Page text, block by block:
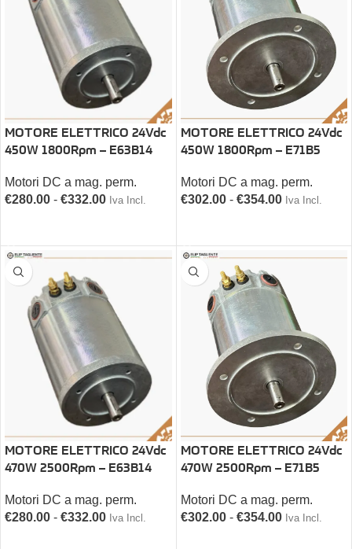
MOTORE ELETTRICO 24Vdc
450W 1800Rpm – E63B14
Motori DC a mag. perm.
€280.00 - €332.00 Iva Incl.
MOTORE ELETTRICO 24Vdc
450W 1800Rpm – E71B5
Motori DC a mag. perm.
€302.00 - €354.00 Iva Incl.
MOTORE ELETTRICO 24Vdc
470W 2500Rpm – E63B14
Motori DC a mag. perm.
€280.00 - €332.00 Iva Incl.
MOTORE ELETTRICO 24Vdc
470W 2500Rpm – E71B5
Motori DC a mag. perm.
€302.00 - €354.00 Iva Incl.